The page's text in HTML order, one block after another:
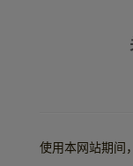
使用本网站期间